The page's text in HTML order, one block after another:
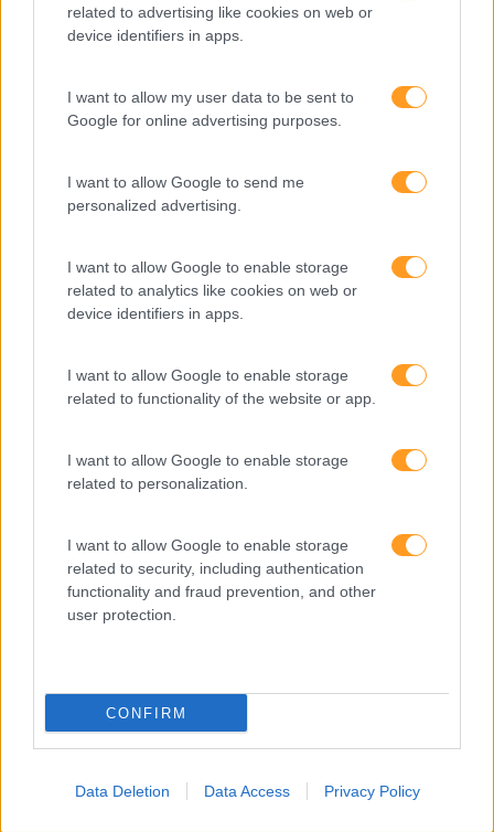
related to advertising like cookies on web or
device identifiers in apps.
I want to allow my user data to be sent to
Google for online advertising purposes.
I want to allow Google to send me
personalized advertising.
I want to allow Google to enable storage
related to analytics like cookies on web or
device identifiers in apps.
I want to allow Google to enable storage
related to functionality of the website or app.
I want to allow Google to enable storage
related to personalization.
I want to allow Google to enable storage
related to security, including authentication
functionality and fraud prevention, and other
user protection.
CONFIRM
Data Deletion Data Access Privacy Policy
Sem Categoria
Team Building
Tecnologias De Informação
Recentes
calendário
Como usar a escuta
ativa para reter talento,
trabalho e aumentar a
produtividade
O futuro dos líderes é
crítico
Fazer perguntas tira-nos